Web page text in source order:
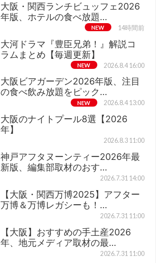
大阪・関西ランチビュッフェ2026
年版、ホテルの食べ放題…
NEW 14時間前
大河ドラマ『豊臣兄弟！』解説コ
ラムまとめ【毎週更新】
NEW 2026.8.4 16:00
大阪ビアガーデン2026年版、注目
の食べ飲み放題をピック…
NEW 2026.8.4 13:00
大阪のナイトプール8選【2026
年】
2026.8.3 11:00
神戸アフタヌーンティー2026年最
新版、編集部取材のおす…
2026.7.31 14:00
【大阪・関西万博2025】アフター
万博＆万博レガシーも！…
2026.7.31 11:00
【大阪】おすすめの手土産2026
年、地元メディア取材の最…
2026.7.31 11:00